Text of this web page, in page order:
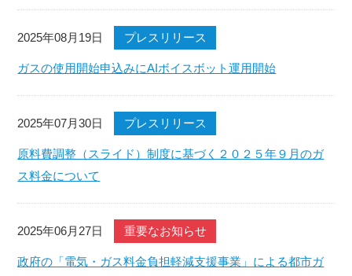
2025年08月19日 プレスリリース
ガスの使用開始申込みにAIボイスボット運用開始
2025年07月30日 プレスリリース
原料費調整（スライド）制度に基づく２０２５年９月のガ
ス料金について
2025年06月27日 重要なお知らせ
政府の「電気・ガス料金負担軽減支援事業」による都市ガ